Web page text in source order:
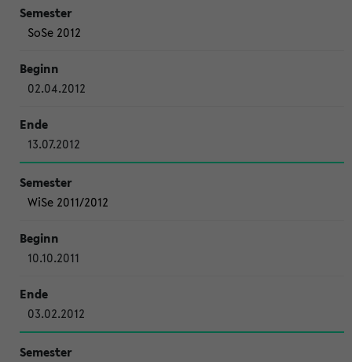
SoSe 2012
02.04.2012
13.07.2012
WiSe 2011/2012
10.10.2011
03.02.2012